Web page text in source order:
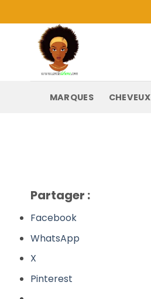
au
MARQUES CHEVEUX
Partager :
Facebook
WhatsApp
X
Pinterest